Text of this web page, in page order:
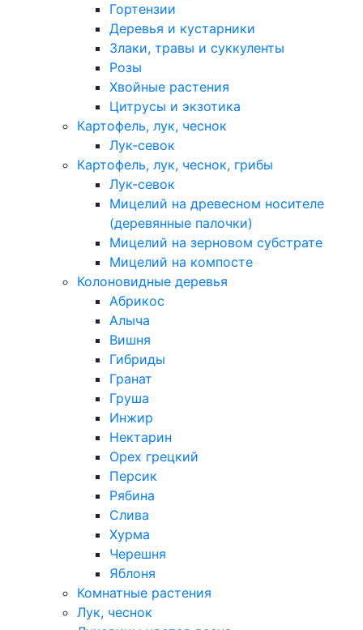
Гортензии
Деревья и кустарники
Злаки, травы и суккуленты
Розы
Хвойные растения
Цитрусы и экзотика
Картофель, лук, чеснок
Лук-севок
Картофель, лук, чеснок, грибы
Лук-севок
Мицелий на древесном носителе
(деревянные палочки)
Мицелий на зерновом субстрате
Мицелий на компосте
Колоновидные деревья
Абрикос
Алыча
Вишня
Гибриды
Гранат
Груша
Инжир
Нектарин
Орех грецкий
Персик
Рябина
Слива
Хурма
Черешня
Яблоня
Комнатные растения
Лук, чеснок